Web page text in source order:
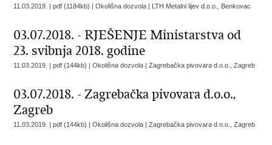
11.03.2019. | pdf (1184kb) | Okolišna dozvola | LTH Metalni lijev d.o.o., Benkovac
03.07.2018. - RJEŠENJE Ministarstva od
23. svibnja 2018. godine
11.03.2019. | pdf (144kb) | Okolišna dozvola |Zagrebačka pivovara d.o.o., Zagreb
03.07.2018. - Zagrebačka pivovara d.o.o.,
Zagreb
11.03.2019. | pdf (144kb) | Okolišna dozvola |Zagrebačka pivovara d.o.o., Zagreb